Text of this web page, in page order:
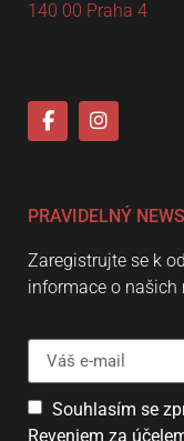
140 00 Praha 4
PRAVIDELNÝ
Zaregistrujte se k
informace o našich
Souhlasím se
Reveniem za